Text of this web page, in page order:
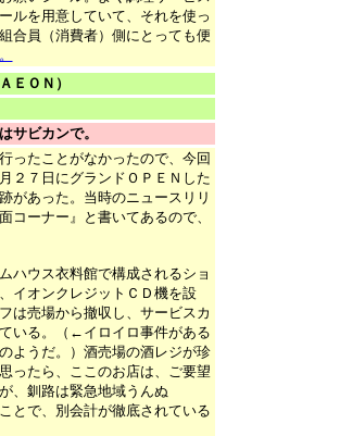
ルを用意していて、それを使っ
合員（消費者）側にとっても便
ＥＯＮ）
ビカンで。
ったことがなかったので、今回
２７日にグランドＯＰＥＮした
があった。当時のニュースリリ
ーナー』と書いてあるので、
ハウス衣料館で構成されるショ
イオンクレジットＣＤ機を設
は売場から撤収し、サービスカ
いる。（←イロイロ事件がある
ようだ。）酒売場の酒レジが珍
ったら、ここのお店は、ご要望
、釧路は緊急地域うんぬ
とで、別会計が徹底されている